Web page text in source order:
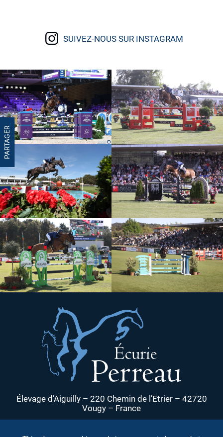
PARTAGER
SUIVEZ-NOUS SUR INSTAGRAM
Élevage d’Aiguilly – 220 Chemin de l’Etrier – 42720
Vougy – France